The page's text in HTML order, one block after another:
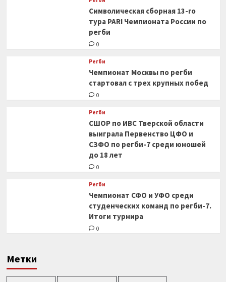
Символическая сборная 13-го
тура PARI Чемпионата России по
регби
0
Регби
Чемпионат Москвы по регби
стартовал с трех крупных побед
0
Регби
СШОР по ИВС Тверской области
выиграла Первенство ЦФО и
СЗФО по регби-7 среди юношей
до 18 лет
0
Регби
Чемпионат СФО и УФО среди
студенческих команд по регби-7.
Итоги турнира
0
Метки